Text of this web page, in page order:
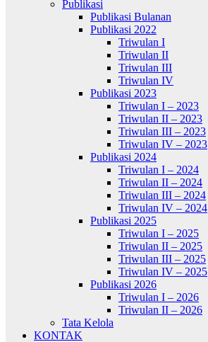
Publikasi
Publikasi Bulanan
Publikasi 2022
Triwulan I
Triwulan II
Triwulan III
Triwulan IV
Publikasi 2023
Triwulan I – 2023
Triwulan II – 2023
Triwulan III – 2023
Triwulan IV – 2023
Publikasi 2024
Triwulan I – 2024
Triwulan II – 2024
Triwulan III – 2024
Triwulan IV – 2024
Publikasi 2025
Triwulan I – 2025
Triwulan II – 2025
Triwulan III – 2025
Triwulan IV – 2025
Publikasi 2026
Triwulan I – 2026
Triwulan II – 2026
Tata Kelola
KONTAK